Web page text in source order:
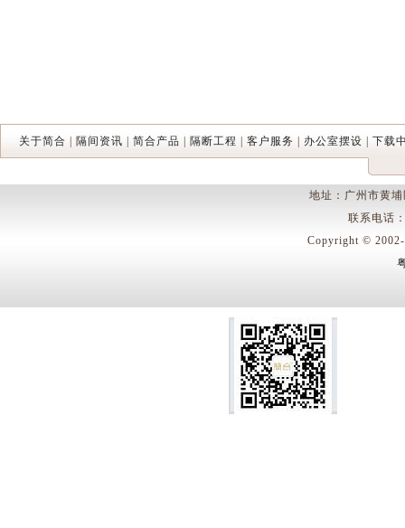
关于简合 隔间资讯 简合产品 隔断工程 客户服务 办公室摆设 下载
地址：广州市黄
联系电话
Copyright ©